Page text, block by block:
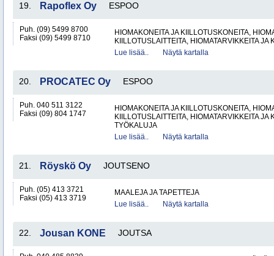
19. Rapoflex Oy ESPOO
Puh. (09) 5499 8700
Faksi (09) 5499 8710
HIOMAKONEITA JA KIILLOTUSKONEITA,
KIILLOTUSLAITTEITA, HIOMATARVIKKEITA JA
Lue lisää..
Näytä kartalla
20. PROCATEC Oy ESPOO
Puh. 040 511 3122
Faksi (09) 804 1747
HIOMAKONEITA JA KIILLOTUSKONEITA,
KIILLOTUSLAITTEITA, HIOMATARVIKKEITA JA
TYÖKALUJA
Lue lisää..
Näytä kartalla
21. Röyskö Oy JOUTSENO
Puh. (05) 413 3721
Faksi (05) 413 3719
MAALEJA JA TAPETTEJA
Lue lisää..
Näytä kartalla
22. Jousan KONE JOUTSA